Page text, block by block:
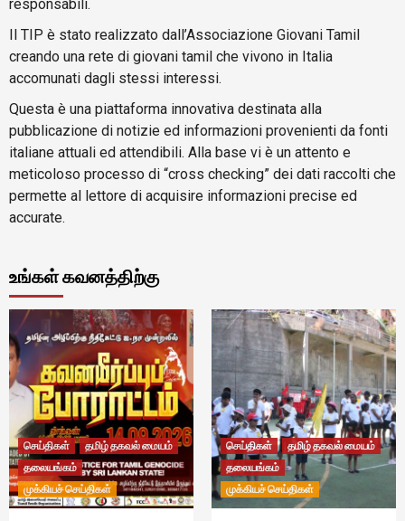
responsabili.
Il TIP è stato realizzato dall’Associazione Giovani Tamil
creando una rete di giovani tamil che vivono in Italia
accomunati dagli stessi interessi.
Questa è una piattaforma innovativa destinata alla
pubblicazione di notizie ed informazioni provenienti da fonti
italiane attuali ed attendibili. Alla base vi è un attento e
meticoloso processo di “cross checking” dei dati raccolti che
permette al lettore di acquisire informazioni precise ed
accurate.
உங்கள் கவனத்திற்கு
செய்திகள்
தமிழ் தகவல் மையம்
தலையங்கம்
முக்கியச் செய்திகள்
செய்திகள்
தமிழ் தகவல் மையம்
தலையங்கம்
முக்கியச் செய்திகள்